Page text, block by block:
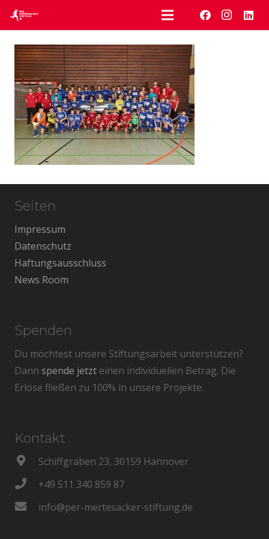
Seiten
Impressum
Datenschutz
Haftungsausschluss
News Room
Spenden
Du möchtest unsere Stiftungsarbeit unterstützen?
Dann spende jetzt einen individuellen Betrag. Die
Erlöse fließen zu 100% in unsere Projekte.
Kontakt
Schiffgraben 23, 30159 Hannover
+49 511 340 859 87
info@per-mertesacker-stiftung.de